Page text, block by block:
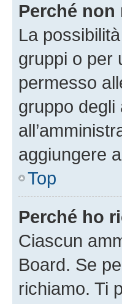
Perché
La
gruppi o per
permesso
gruppo degli
aggiungere
Top
Perché ho
Ciascun
Board. Se
richiamo. Ti